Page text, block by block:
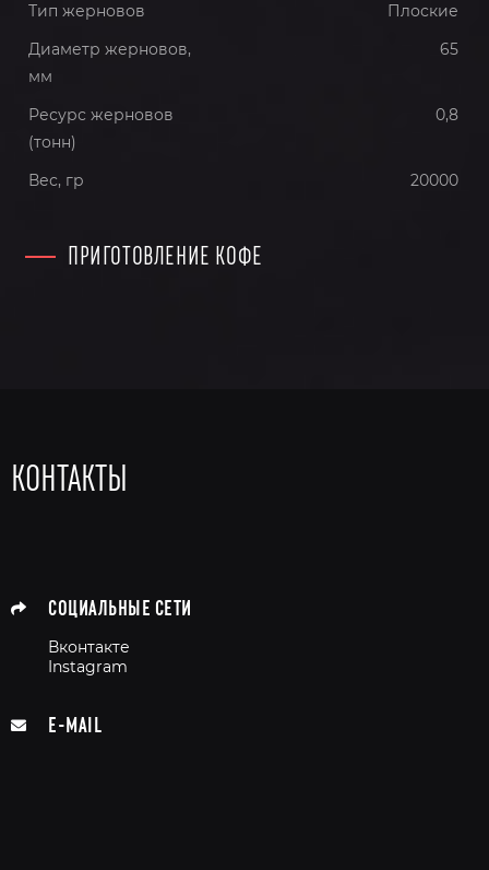
Тип жерновов
Плоские
Диаметр жерновов,
мм
65
Ресурс жерновов
(тонн)
0,8
Вес, гр 20000
ПРИГОТОВЛЕНИЕ КОФЕ
КОНТАКТЫ
СОЦИАЛЬНЫЕ СЕТИ
Вконтакте
Instagram
E-MAIL